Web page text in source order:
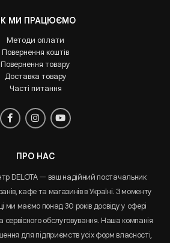
МИ ПРАЦЮЄМО
Методи оплати
Повернення коштів
Повернення товару
Доставка товару
Часті питання
ПРО НАС
DELOTA — ваш надійний постачальник
кафе та магазинів в Україні. З моменту
ми маємо понад 30 років досвіду у сфері
обслуговування. Наша компанія
для підприємств усіх форм власності,